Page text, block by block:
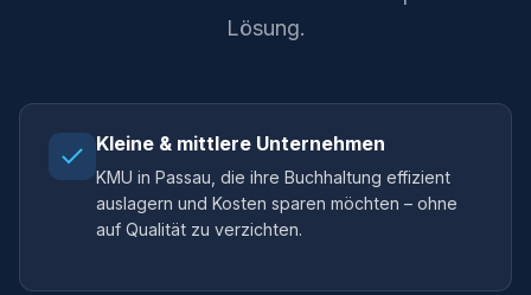
Lösung.
Kleine & mittlere Unternehmen
KMU in Passau, die ihre Buchhaltung effizient
auslagern und Kosten sparen möchten – ohne
auf Qualität zu verzichten.